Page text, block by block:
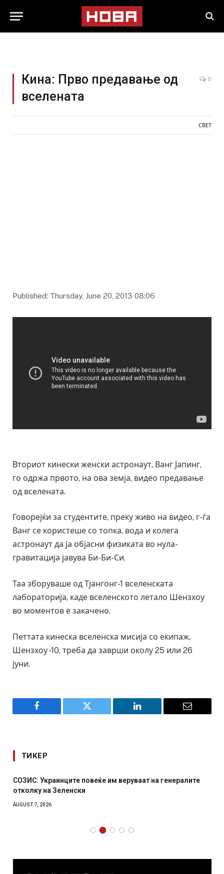
Кина: Прво предавање од
вселената
0
СВЕТ
Published: Thursday, June 20, 2013 08:06
Вториот кинески женски астронаут, Ванг Јапинг,
го одржа првото, на ова земја, видео предавање
од вселената.
Говорејќи за студентите, преку живо на видео, г-ѓа
Ванг се користеше со топка, вода и колега
астронаут да ја објасни физиката во нула-
гравитација јавува Би-Би-Си.
Таа зборуваше од Тјангонг-1 вселенската
лабораторија, каде вселенското летало Шензхоу
во моментов е закачено.
Петтата кинеска вселенска мисија со екипаж,
Шензхоу -10, треба да заврши околу 25 или 26
јуни.
Facebook Twitter LinkedIn Email
ТИКЕР
СОЗИС: Украинците повеќе им веруваат на генералите
отколку на Зеленски
AUGUST 7, 2026